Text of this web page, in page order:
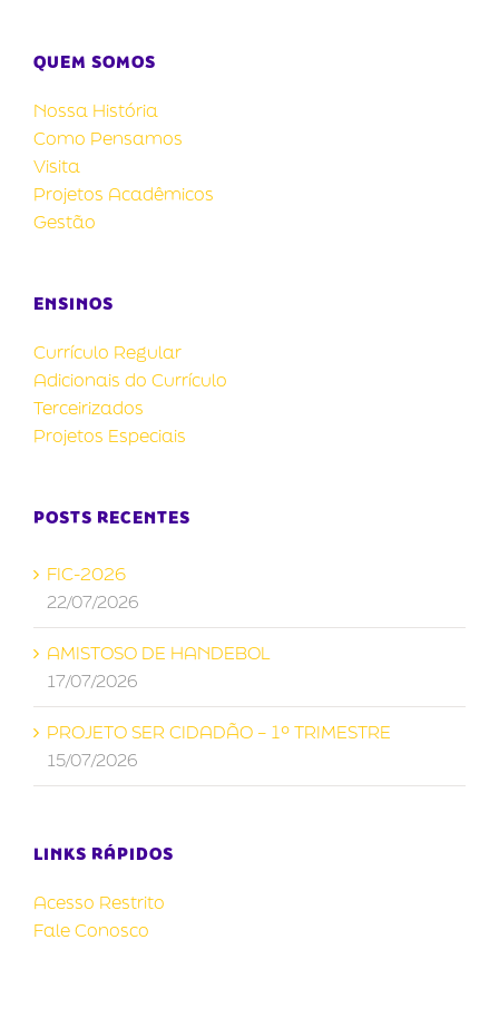
QUEM SOMOS
Nossa História
Como Pensamos
Visita
Projetos Acadêmicos
Gestão
ENSINOS
Currículo Regular
Adicionais do Currículo
Terceirizados
Projetos Especiais
POSTS RECENTES
FIC-2026
22/07/2026
AMISTOSO DE HANDEBOL
17/07/2026
PROJETO SER CIDADÃO – 1º TRIMESTRE
15/07/2026
LINKS RÁPIDOS
Acesso Restrito
Fale Conosco